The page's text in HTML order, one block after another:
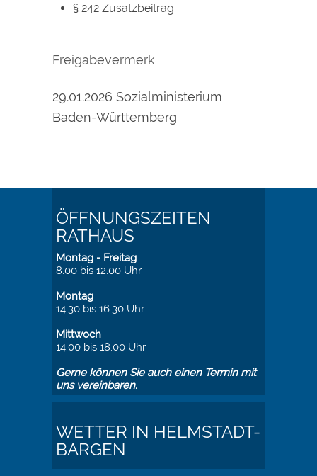
§ 242 Zusatzbeitrag
Freigabevermerk
29.01.2026 Sozialministerium
Baden-Württemberg
ÖFFNUNGSZEITEN
RATHAUS
Montag - Freitag
8.00 bis 12.00 Uhr
Montag
14.30 bis 16.30 Uhr
Mittwoch
14.00 bis 18.00 Uhr
Gerne können Sie auch einen Termin mit
uns vereinbaren.
WETTER IN HELMSTADT-
BARGEN